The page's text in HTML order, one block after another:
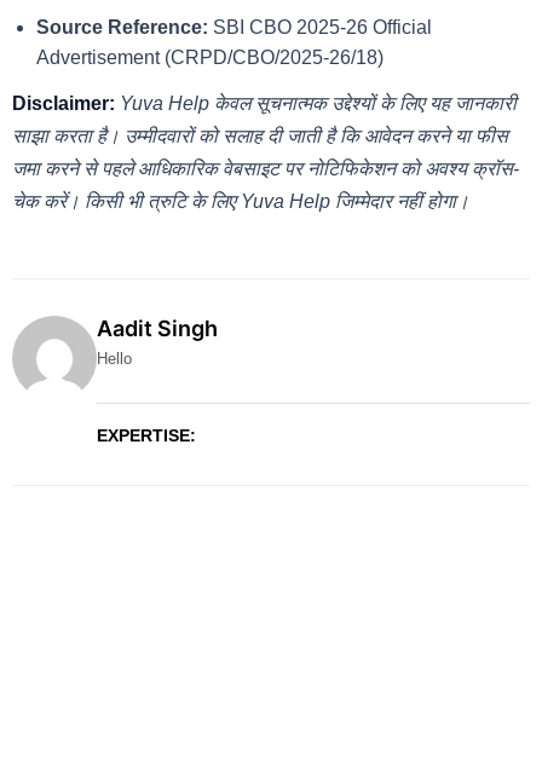
Source Reference: SBI CBO 2025-26 Official
Advertisement (CRPD/CBO/2025-26/18)
Disclaimer: Yuva Help केवल सूचनात्मक उद्देश्यों के लिए यह जानकारी
साझा करता है। उम्मीदवारों को सलाह दी जाती है कि आवेदन करने या फीस
जमा करने से पहले आधिकारिक वेबसाइट पर नोटिफिकेशन को अवश्य क्रॉस-
चेक करें। किसी भी त्रुटि के लिए Yuva Help जिम्मेदार नहीं होगा।
Aadit Singh
Hello
EXPERTISE: